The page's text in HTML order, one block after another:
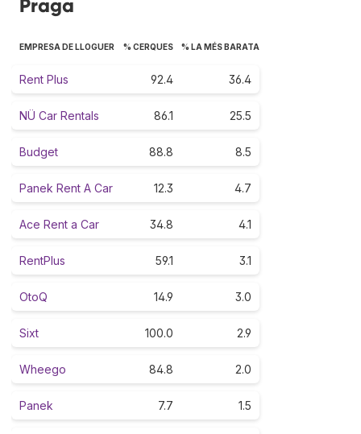
Praga
EMPRESA DE LLOGUER % CERQUES % LA MÉS BARATA
Rent Plus 92.4 36.4
NÜ Car Rentals 86.1 25.5
Budget 88.8 8.5
Panek Rent A Car 12.3 4.7
Ace Rent a Car 34.8 4.1
RentPlus 59.1 3.1
OtoQ 14.9 3.0
Sixt 100.0 2.9
Wheego 84.8 2.0
Panek 7.7 1.5